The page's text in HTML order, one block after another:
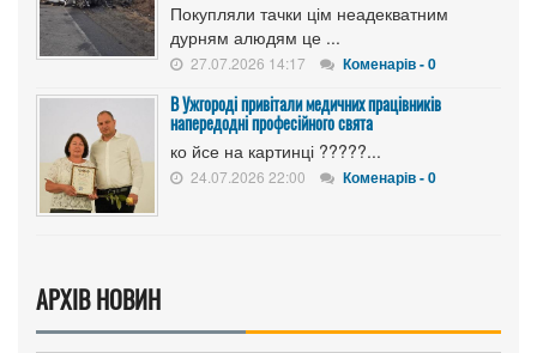
Покупляли тачки цім неадекватним
дурням алюдям це ...
27.07.2026 14:17 Коменарів - 0
В Ужгороді привітали медичних працівників
напередодні професійного свята
ко йсе на картинці ?????...
24.07.2026 22:00 Коменарів - 0
АРХІВ НОВИН